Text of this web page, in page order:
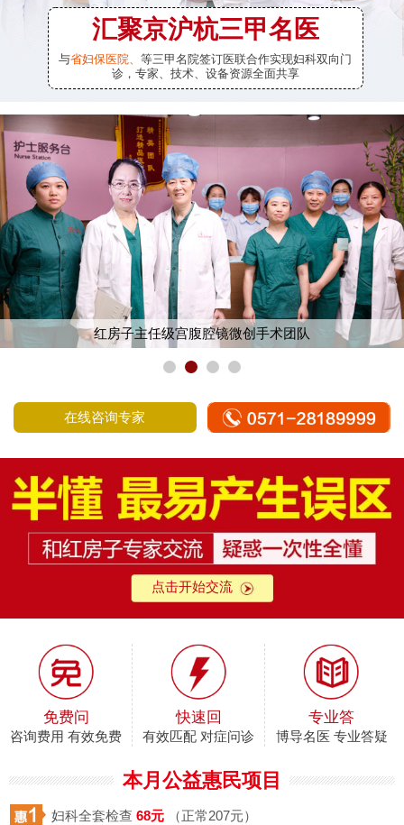
汇聚京沪杭三甲名医
与省妇保医院、 等三甲名院签订医联合作实现妇科双向门
诊，专家、技术、设备资源全面共享
红房子主任级宫腹腔镜微创手术团队
在线咨询专家
点击开始交流
免费问
咨询费用 有效免费
快速回
有效匹配 对症问诊
专业答
博导名医 专业答疑
本月公益惠民项目
妇科全套检查 68元 （正常207元）